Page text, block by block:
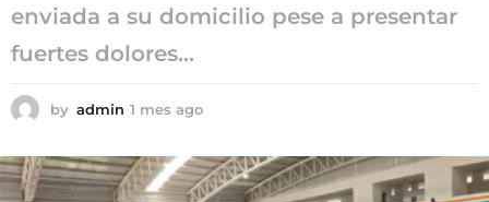
enviada a su domicilio pese a presentar
fuertes dolores...
by admin 1 mes ago
s
a